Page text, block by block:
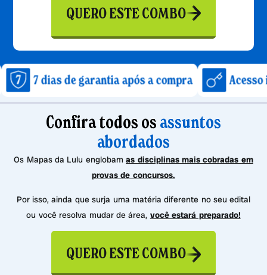
QUERO ESTE COMBO
de garantia após a compra Acesso imediato
Confira todos os assuntos
abordados
Os Mapas da Lulu englobamas disciplinas mais cobradas em
provas de concursos.
Por isso, ainda que surja uma matéria diferente no seu edital
ou você resolva mudar de área, você estará preparado!
QUERO ESTE COMBO